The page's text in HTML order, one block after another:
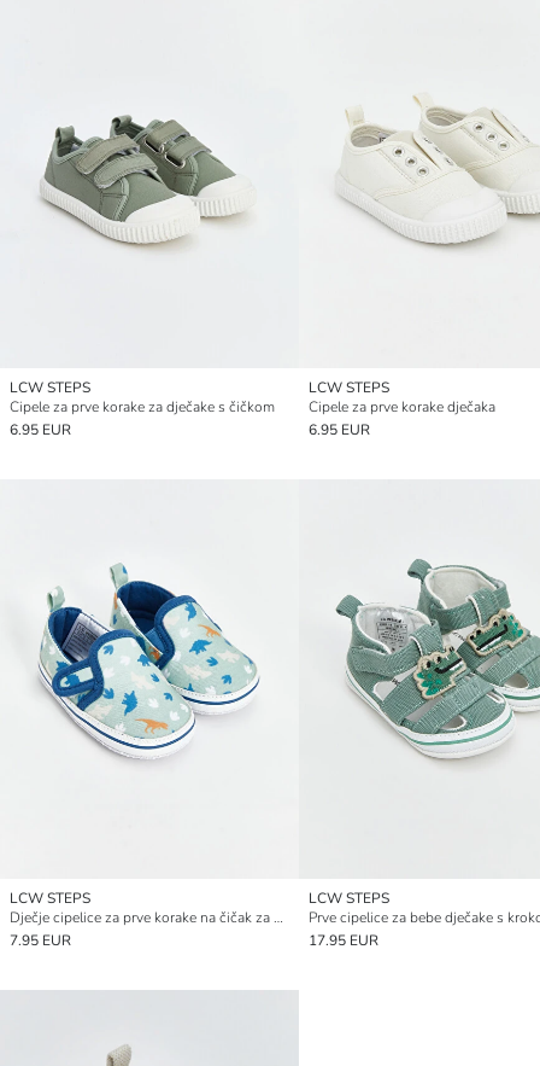
LCW STEPS
Cipele za prve korake za dječake s čičkom
6.95 EUR
LCW STEPS
Cipele za prve korake dječaka
6.95 EUR
LCW STEPS
Dječje cipelice za prve korake na čičak za bebe dječake
7.95 EUR
LCW STEPS
17.95 EUR